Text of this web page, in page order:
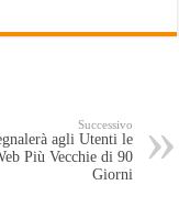
Successivo
agli Utenti le
Più Vecchie di 90
Giorni